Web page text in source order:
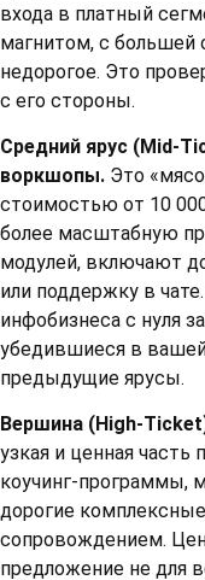
входа в платный
магнитом, с большей
недорогое. Это
с его стороны.
Средний ярус (Mid-
воркшопы. Это
стоимостью от 10
более масштабную
модулей, включают
или поддержку в
инфобизнеса с нуля
убедившиеся в
предыдущие ярусы.
Вершина (High-
узкая и ценная
коучинг-программы,
дорогие
сопровождением.
предложение не для